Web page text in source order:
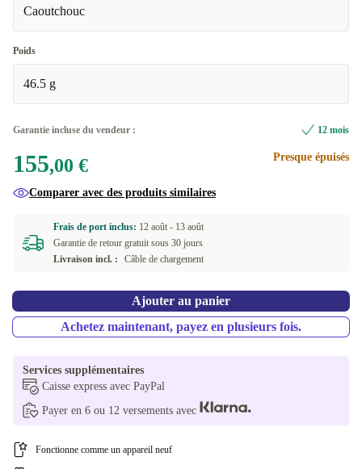
Caoutchouc
Poids
46.5 g
Garantie incluse du vendeur : 12 mois
155,00 € Presque épuisés
Comparer avec des produits similaires
Frais de port inclus: 12 août - 13 août
Garantie de retour gratuit sous 30 jours
Livraison incl. :
Câble de chargement
Ajouter au panier
Achetez maintenant, payez en plusieurs fois.
Services supplémentaires
Caisse express avec PayPal
Payer en 6 ou 12 versements avec
Fonctionne comme un appareil neuf